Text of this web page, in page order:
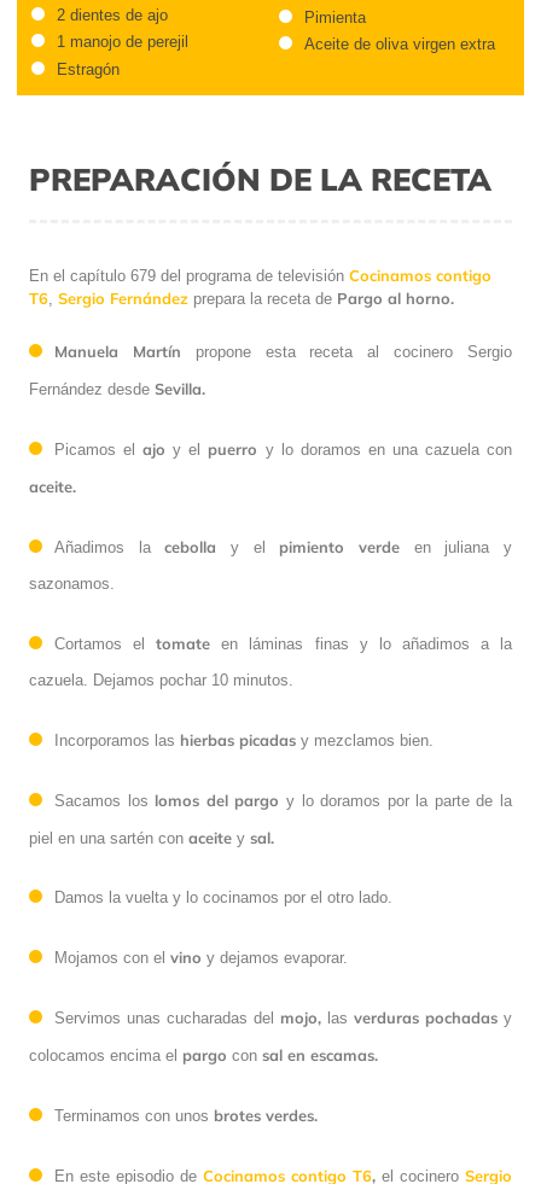
2 dientes de ajo
1 manojo de perejil
Estragón
Pimienta
Aceite de oliva virgen extra
PREPARACIÓN DE LA RECETA
En el capítulo 679 del programa de televisión Cocinamos contigo
T6, Sergio Fernández prepara la receta de Pargo al horno.
Manuela Martín propone esta receta al cocinero Sergio
Fernández desde Sevilla.
Picamos elajo y el puerro y lo doramos en una cazuela con
aceite.
Añadimos lacebolla y el pimiento verde en juliana y
sazonamos.
Cortamos eltomate en láminas finas y lo añadimos a la
cazuela. Dejamos pochar 10 minutos.
Incorporamos las hierbas picadas y mezclamos bien.
Sacamos los lomos del pargo y lo doramos por la parte de la
piel en una sartén con aceite y sal.
Damos la vuelta y lo cocinamos por el otro lado.
Mojamos con el vino y dejamos evaporar.
Servimos unas cucharadas del mojo, las verduras pochadas y
colocamos encima el pargo con sal en escamas.
Terminamos con unos brotes verdes.
En este episodio de Cocinamos contigo T6, el cocinero Sergio